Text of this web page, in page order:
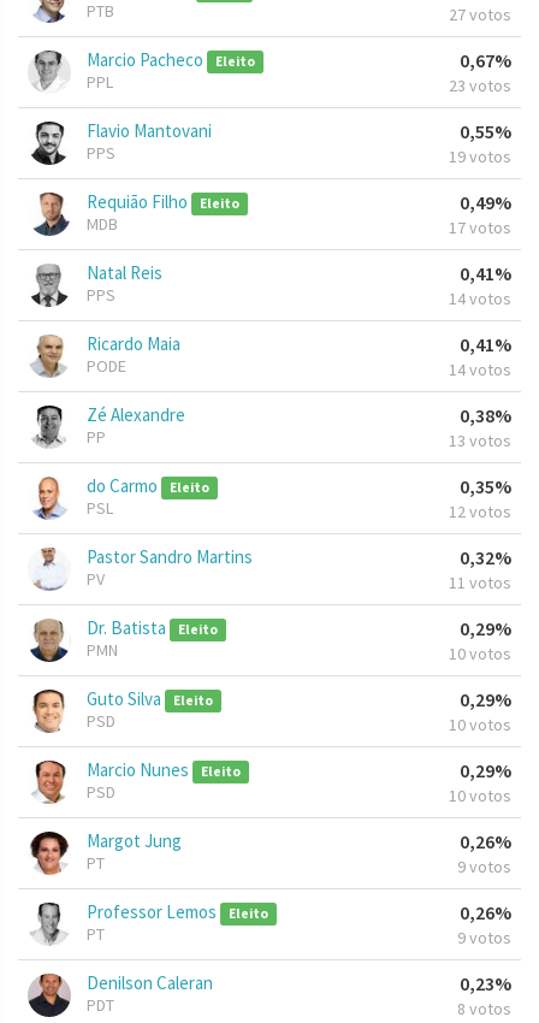
PTB 27 votos
Marcio Pacheco Eleito
PPL
0,67%
23 votos
Flavio Mantovani
PPS
0,55%
19 votos
Requião Filho Eleito
MDB
0,49%
17 votos
Natal Reis
PPS
0,41%
14 votos
Ricardo Maia
PODE
0,41%
14 votos
Zé Alexandre
PP
0,38%
13 votos
do Carmo Eleito
PSL
0,35%
12 votos
Pastor Sandro Martins
PV
0,32%
11 votos
Dr. Batista Eleito
PMN
0,29%
10 votos
Guto Silva Eleito
PSD
0,29%
10 votos
Marcio Nunes Eleito
PSD
0,29%
10 votos
Margot Jung
PT
0,26%
9 votos
Professor Lemos Eleito
PT
0,26%
9 votos
Denilson Caleran
PDT
0,23%
8 votos